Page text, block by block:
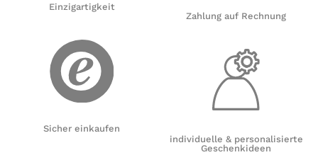
Einzigartigkeit
Sicher einkaufen
Zahlung auf Rechnung
individuelle & personalisierte
Geschenkideen